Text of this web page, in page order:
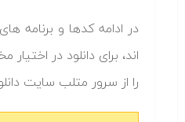
اند، برای دانلود در
را از سرور متلب سایت